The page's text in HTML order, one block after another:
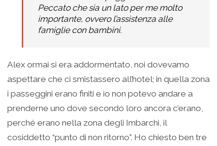
Peccato che sia un lato per me molto
importante, ovvero l’assistenza alle
famiglie con bambini.
Alex ormai si era addormentato, noi dovevamo
aspettare che ci smistassero all’hotel; in quella zona
i passeggini erano finiti e io non potevo andare a
prenderne uno dove secondo loro ancora c’erano,
perché erano nella zona degli Imbarchi, il
cosiddetto “punto di non ritorno”. Ho chiesto ben tre